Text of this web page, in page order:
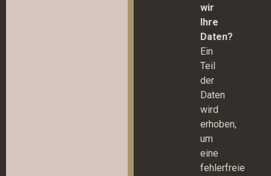
wir
Ihre
Daten?
Ein
Teil
der
Daten
wird
erhoben,
um
eine
fehlerfreie